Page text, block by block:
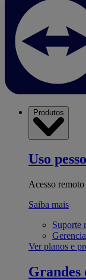
Produtos
Uso
Acesso
Saiba mais
Suporte
Ver planos e
Grandes